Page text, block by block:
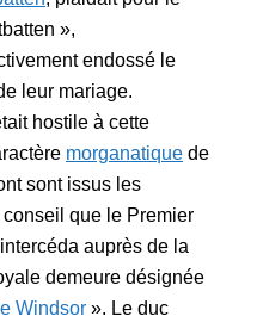
»,
endossé le
leur mariage.
hostile à cette
morganatique de
sont issus les
conseil que le Premier
intercéda auprès de la
demeure désignée
Windsor ». Le duc